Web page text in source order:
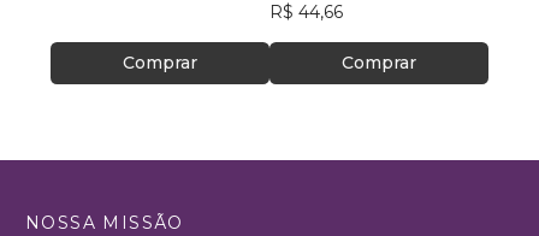
Comprar
Autoconfiança e
Autoperformance
R$ 44,66
Comprar
NOSSA MISSÃO